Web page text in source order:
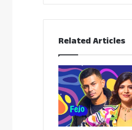
Related Articles